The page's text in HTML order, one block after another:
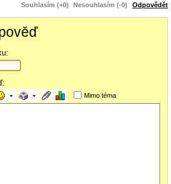
Souhlasím (+0) Nesouhlasím (-0) Odpovědět
Mimo téma